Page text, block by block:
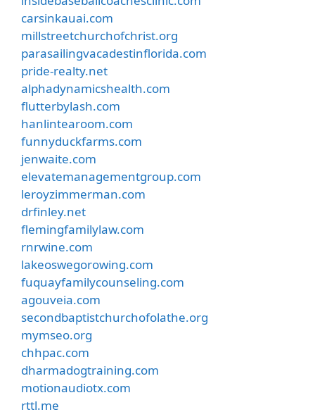
carsinkauai.com
millstreetchurchofchrist.org
parasailingvacadestinflorida.com
pride-realty.net
alphadynamicshealth.com
flutterbylash.com
hanlintearoom.com
funnyduckfarms.com
jenwaite.com
elevatemanagementgroup.com
leroyzimmerman.com
drfinley.net
flemingfamilylaw.com
rnrwine.com
lakeoswegorowing.com
fuquayfamilycounseling.com
agouveia.com
secondbaptistchurchofolathe.org
mymseo.org
chhpac.com
dharmadogtraining.com
motionaudiotx.com
rttl.me